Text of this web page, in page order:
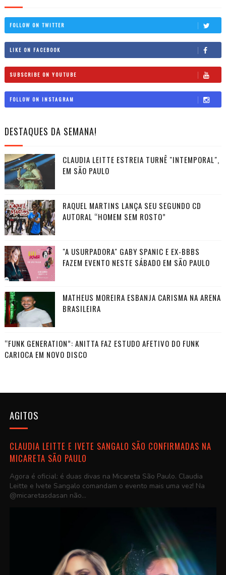
FOLLOW ON TWITTER
LIKE ON FACEBOOK
SUBSCRIBE ON YOUTUBE
FOLLOW ON INSTAGRAM
DESTAQUES DA SEMANA!
CLAUDIA LEITTE ESTREIA TURNÊ "INTEMPORAL",
EM SÃO PAULO
RAQUEL MARTINS LANÇA SEU SEGUNDO CD
AUTORAL “HOMEM SEM ROSTO”
"A USURPADORA" GABY SPANIC E EX-BBBS
FAZEM EVENTO NESTE SÁBADO EM SÃO PAULO
MATHEUS MOREIRA ESBANJA CARISMA NA ARENA
BRASILEIRA
“FUNK GENERATION”: ANITTA FAZ ESTUDO AFETIVO DO FUNK
CARIOCA EM NOVO DISCO
AGITOS
CLAUDIA LEITTE E IVETE SANGALO SÃO CONFIRMADAS NA
MICARETA SÃO PAULO
Agora é oficial: é duas divas na Micareta São Paulo. Claudia
Leitte e Ivete Sangalo comandam o evento mais uma vez! Na
@micaretasdasan não...